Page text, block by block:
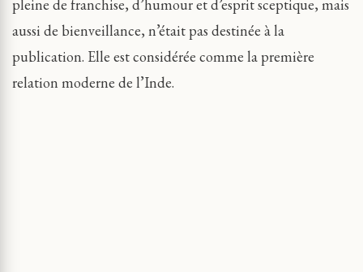
pleine de franchise, d’humour et d’esprit sceptique, mais
aussi de bienveillance, n’était pas destinée à la
publication. Elle est considérée comme la première
relation moderne de l’Inde.